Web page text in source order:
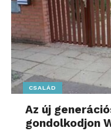
CSALÁD
Az új
gondolkodjon